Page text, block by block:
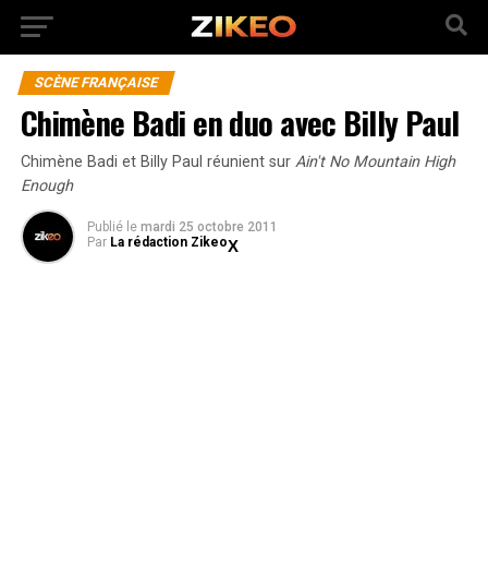
SCÈNE FRANÇAISE
Chimène Badi en duo avec Billy Paul
Chimène Badi et Billy Paul réunient sur Ain't No Mountain High
Enough
Publié le mardi 25 octobre 2011
Par La rédaction Zikeo